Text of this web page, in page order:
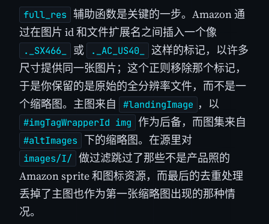
full_res 辅助函数是关键的一步。Amazon 通
过在图片 id 和文件扩展名之间插入一个像
._SX466_ 或 ._AC_US40_ 这样的标记，以许多
尺寸提供同一张图片；这个正则移除那个标记，
于是你保留的是原始的全分辨率文件，而不是一
个缩略图。主图来自
#landingImage ，以
#imgTagWrapperId img 作为后备，而图集来自
#altImages 下的缩略图。在源里对
images/I/ 做过滤跳过了那些不是产品照的
Amazon sprite 和图标资源，而最后的去重处理
丢掉了主图也作为第一张缩略图出现的那种情
况。